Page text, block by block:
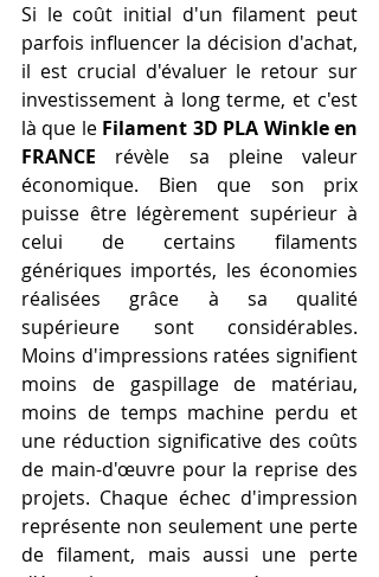
Si le coût initial d'un filament peut
parfois influencer la décision d'achat,
il est crucial d'évaluer le retour sur
investissement à long terme, et c'est
là que le Filament 3D PLA Winkle en
FRANCE révèle sa pleine valeur
économique. Bien que son prix
puisse être légèrement supérieur à
celui de certains filaments
génériques importés, les économies
réalisées grâce à sa qualité
supérieure sont considérables.
Moins d'impressions ratées signifient
moins de gaspillage de matériau,
moins de temps machine perdu et
une réduction significative des coûts
de main-d'œuvre pour la reprise des
projets. Chaque échec d'impression
représente non seulement une perte
de filament, mais aussi une perte